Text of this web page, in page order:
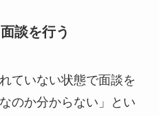
談を行う
ていない状態で面談を
のか分からない」とい